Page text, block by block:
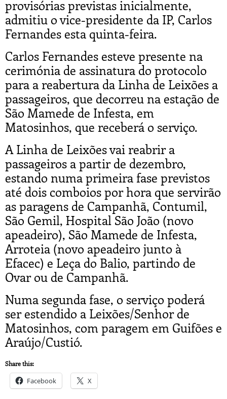
provisórias previstas inicialmente,
admitiu o vice-presidente da IP, Carlos
Fernandes esta quinta-feira.
Carlos Fernandes esteve presente na
cerimónia de assinatura do protocolo
para a reabertura da Linha de Leixões a
passageiros, que decorreu na estação de
São Mamede de Infesta, em
Matosinhos, que receberá o serviço.
A Linha de Leixões vai reabrir a
passageiros a partir de dezembro,
estando numa primeira fase previstos
até dois comboios por hora que servirão
as paragens de Campanhã, Contumil,
São Gemil, Hospital São João (novo
apeadeiro), São Mamede de Infesta,
Arroteia (novo apeadeiro junto à
Efacec) e Leça do Balio, partindo de
Ovar ou de Campanhã.
Numa segunda fase, o serviço poderá
ser estendido a Leixões/Senhor de
Matosinhos, com paragem em Guifões e
Araújo/Custió.
Share this:
Facebook X